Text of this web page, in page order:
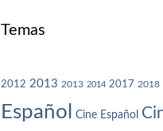
Temas
2012 2013 2013 2014 2017 2018
Español Cine Español